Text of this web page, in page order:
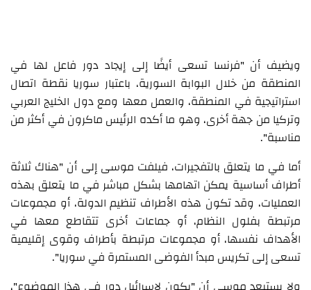
ويضيف أن "فرنسا تسعى أيضًا إلى إيجاد دور فاعل لها في
المنطقة من خلال البوابة السورية، باعتبار سوريا نقطة اتصال
استراتيجية في المنطقة، والعمل معها ومع دول الخليج العربي
وتركيا من جهة أخرى، وهو ما أكده الرئيس ماكرون في أكثر من
مناسبة".
أما في ما يتعلق بالتفجيرات، فيلفت موسى إلى أن "هناك ثلاثة
أطراف أساسية يمكن اتهامها بشكل مباشر في ما يتعلق بهذه
العمليات، وقد تكون هذه الأطراف تنظيم الدولة، أو مجموعات
مرتبطة بفلول النظام، أو جماعات أخرى تتقاطع معها في
الأهداف نفسها، أو مجموعات مرتبطة بأطراف وقوى إقليمية
تسعى إلى تكريس مبدأ الفوضى المستمرة في سوريا".